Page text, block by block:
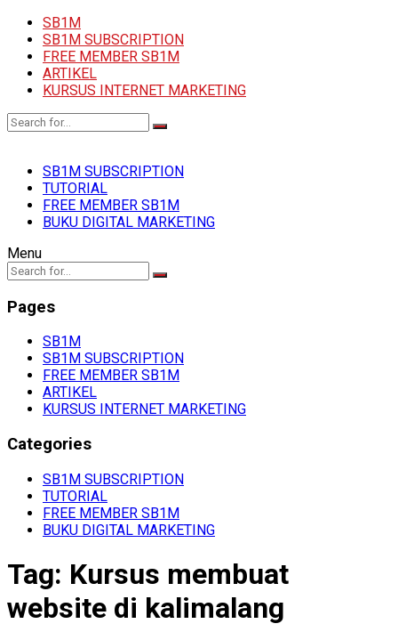
SB1M
SB1M SUBSCRIPTION
FREE MEMBER SB1M
ARTIKEL
KURSUS INTERNET MARKETING
SB1M SUBSCRIPTION
TUTORIAL
FREE MEMBER SB1M
BUKU DIGITAL MARKETING
Menu
Pages
SB1M
SB1M SUBSCRIPTION
FREE MEMBER SB1M
ARTIKEL
KURSUS INTERNET MARKETING
Categories
SB1M SUBSCRIPTION
TUTORIAL
FREE MEMBER SB1M
BUKU DIGITAL MARKETING
Tag: Kursus membuat
website di kalimalang